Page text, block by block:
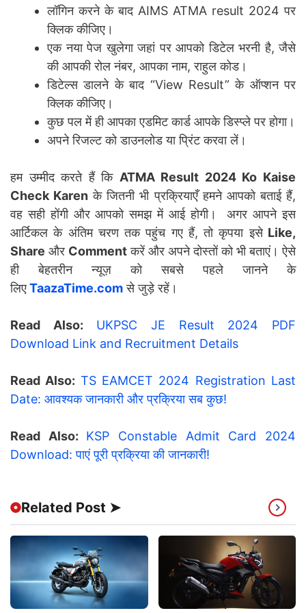
लॉगिन करने के बाद AIMS ATMA result 2024 पर
क्लिक कीजिए।
एक नया पेज खुलेगा जहां पर आपको डिटेल भरनी है, जैसे
की आपकी रोल नंबर, आपका नाम, राहुल कोड।
डिटेल्स डालने के बाद “View Result” के ऑप्शन पर
क्लिक कीजिए।
कुछ पल में ही आपका एडमिट कार्ड आपके डिस्प्ले पर होगा।
अपने रिजल्ट को डाउनलोड या प्रिंट करवा लें।
हम उम्मीद करते हैं कि ATMA Result 2024 Ko Kaise
Check Karen के जितनी भी प्रक्रियाएँ हमने आपको बताई हैं,
वह सही होंगी और आपको समझ में आई होगी। अगर आपने इस
आर्टिकल के अंतिम चरण तक पहुंच गए हैं, तो कृपया इसेLike,
Share और Commentकरें और अपने दोस्तों को भी बताएं। ऐसे
ही बेहतरीन न्यूज़ को सबसे पहले जानने के
लिएTaazaTime.comसे जुड़े रहें।
Read Also: UKPSC JE Result 2024 PDF
Download Link and Recruitment Details
Read Also: TS EAMCET 2024 Registration Last
Date: आवश्यक जानकारी और प्रक्रिया सब कुछ!
Read Also: KSP Constable Admit Card 2024
Download: पाएं पूरी प्रक्रिया की जानकारी!
Related Post ➤